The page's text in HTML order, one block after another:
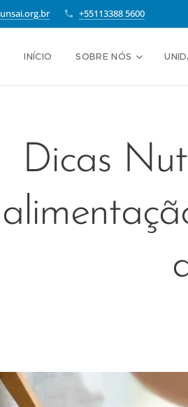
+55113388 5600
INÍCIO SOBRE NÓS
Dicas